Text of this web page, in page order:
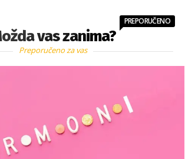
vas zanima?
PREPORUČENO
Preporučeno za vas